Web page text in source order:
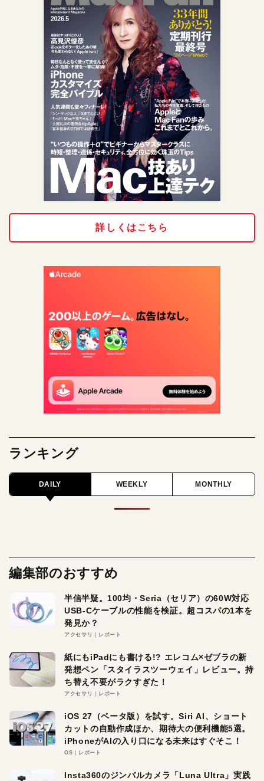
詳しくはこちら
ランキング
DAILY WEEKLY MONTHLY
編集部のおすすめ
半信半疑。100均・Seria（セリア）の60W対応
USB-Cケーブルの性能を検証。超コスパの1本を
発見か？
アクセサリ レポート
紙にもiPadにも書ける!? エレコム×ゼブラの新
発想ペン「スタイラスツーウェイ」レビュー。持
ち替え不要がラクすぎた！
アクセサリ レポート
iOS 27（ベータ版）を試す。Siri AI、ショート
カットの自動作成ほか、期待大の便利機能5選。
iPhoneがAIの入り口になる未来はすぐそこ！
OS レポート
Insta360のジンバルカメラ「Luna Ultra」実践